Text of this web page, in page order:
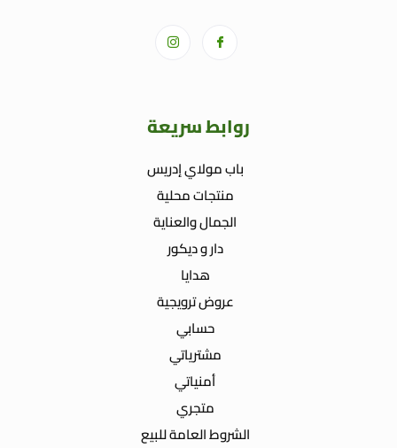
روابط سريعة
باب مولاي إدريس
منتجات محلية
الجمال والعناية
دار و ديكور
هدايا
عروض ترويجية
حسابي
مشترياتي
أمنياتي
متجري
الشروط العامة للبيع